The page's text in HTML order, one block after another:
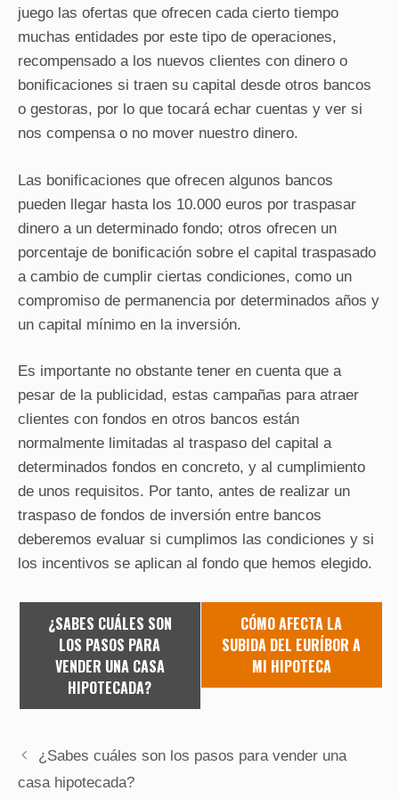
juego las ofertas que ofrecen cada cierto tiempo
muchas entidades por este tipo de operaciones,
recompensado a los nuevos clientes con dinero o
bonificaciones si traen su capital desde otros bancos
o gestoras, por lo que tocará echar cuentas y ver si
nos compensa o no mover nuestro dinero.
Las bonificaciones que ofrecen algunos bancos
pueden llegar hasta los 10.000 euros por traspasar
dinero a un determinado fondo; otros ofrecen un
porcentaje de bonificación sobre el capital traspasado
a cambio de cumplir ciertas condiciones, como un
compromiso de permanencia por determinados años y
un capital mínimo en la inversión.
Es importante no obstante tener en cuenta que a
pesar de la publicidad, estas campañas para atraer
clientes con fondos en otros bancos están
normalmente limitadas al traspaso del capital a
determinados fondos en concreto, y al cumplimiento
de unos requisitos. Por tanto, antes de realizar un
traspaso de fondos de inversión entre bancos
deberemos evaluar si cumplimos las condiciones y si
los incentivos se aplican al fondo que hemos elegido.
¿SABES CUÁLES SON
LOS PASOS PARA
VENDER UNA CASA
HIPOTECADA?
CÓMO AFECTA LA
SUBIDA DEL EURÍBOR A
MI HIPOTECA
¿Sabes cuáles son los pasos para vender una
casa hipotecada?